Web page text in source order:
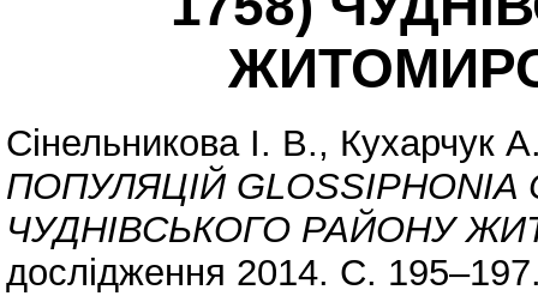
Сінельникова І. В., Кухарчук
ПОПУЛЯЦІЙ GLOSSIPHONIA
ЧУДНІВСЬКОГО РАЙОНУ
дослідження 2014. С.